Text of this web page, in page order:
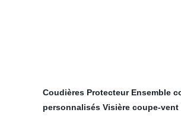
Coudières Protecteur Ensemble
personnalisés Visière coupe-vent